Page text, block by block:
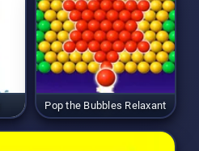
Pop the Bubbles Relaxant